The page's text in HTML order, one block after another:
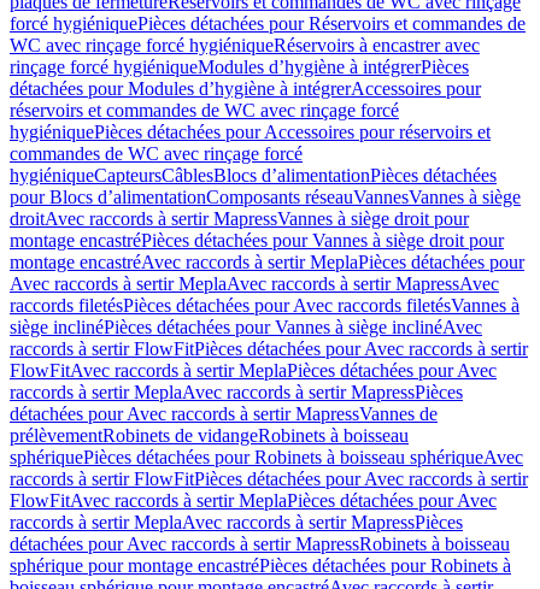
forcé hygiéniquePièces détachées pour Réservoirs et commandes de
WC avec rinçage forcé hygiéniqueRéservoirs à encastrer avec
rinçage forcé hygiéniqueModules d’hygiène à intégrerPièces
détachées pour Modules d’hygiène à intégrerAccessoires pour
réservoirs et commandes de WC avec rinçage forcé
hygiéniquePièces détachées pour Accessoires pour réservoirs et
commandes de WC avec rinçage forcé
hygiéniqueCapteursCâblesBlocs d’alimentationPièces détachées
pour Blocs d’alimentationComposants réseauVannesVannes à siège
droitAvec raccords à sertir MapressVannes à siège droit pour
montage encastréPièces détachées pour Vannes à siège droit pour
montage encastréAvec raccords à sertir MeplaPièces détachées pour
Avec raccords à sertir MeplaAvec raccords à sertir MapressAvec
raccords filetésPièces détachées pour Avec raccords filetésVannes à
siège inclinéPièces détachées pour Vannes à siège inclinéAvec
raccords à sertir FlowFitPièces détachées pour Avec raccords à sertir
FlowFitAvec raccords à sertir MeplaPièces détachées pour Avec
raccords à sertir MeplaAvec raccords à sertir MapressPièces
détachées pour Avec raccords à sertir MapressVannes de
prélèvementRobinets de vidangeRobinets à boisseau
sphériquePièces détachées pour Robinets à boisseau sphériqueAvec
raccords à sertir FlowFitPièces détachées pour Avec raccords à sertir
FlowFitAvec raccords à sertir MeplaPièces détachées pour Avec
raccords à sertir MeplaAvec raccords à sertir MapressPièces
détachées pour Avec raccords à sertir MapressRobinets à boisseau
sphérique pour montage encastréPièces détachées pour Robinets à